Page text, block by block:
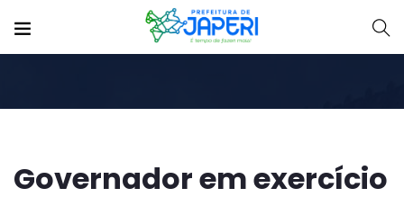
Governador em exercício